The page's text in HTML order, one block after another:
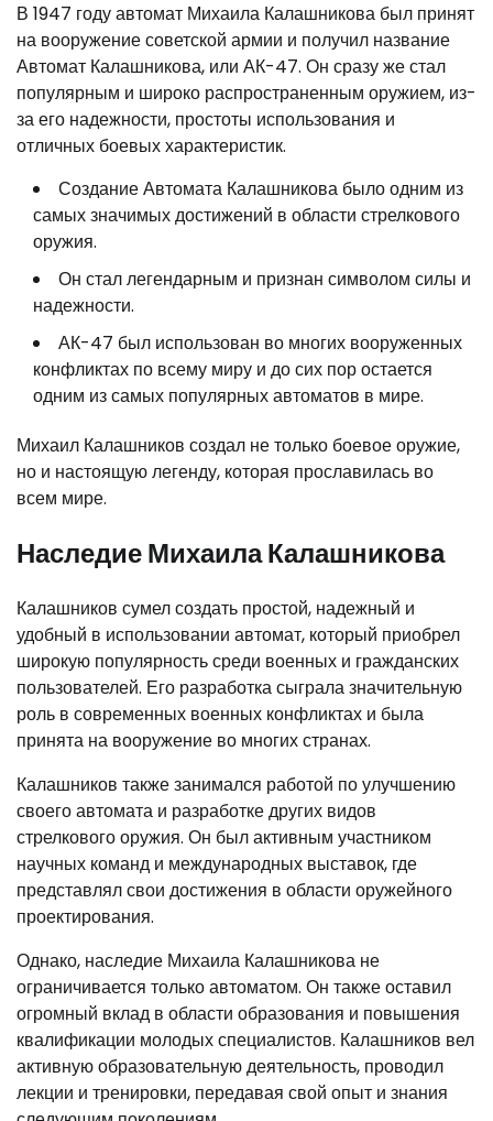
В 1947 году автомат Михаила Калашникова был принят
на вооружение советской армии и получил название
Автомат Калашникова, или АК-47. Он сразу же стал
популярным и широко распространенным оружием, из-
за его надежности, простоты использования и
отличных боевых характеристик.
Создание Автомата Калашникова было одним из
самых значимых достижений в области стрелкового
оружия.
Он стал легендарным и признан символом силы и
надежности.
АК-47 был использован во многих вооруженных
конфликтах по всему миру и до сих пор остается
одним из самых популярных автоматов в мире.
Михаил Калашников создал не только боевое оружие,
но и настоящую легенду, которая прославилась во
всем мире.
Наследие Михаила Калашникова
Калашников сумел создать простой, надежный и
удобный в использовании автомат, который приобрел
широкую популярность среди военных и гражданских
пользователей. Его разработка сыграла значительную
роль в современных военных конфликтах и была
принята на вооружение во многих странах.
Калашников также занимался работой по улучшению
своего автомата и разработке других видов
стрелкового оружия. Он был активным участником
научных команд и международных выставок, где
представлял свои достижения в области оружейного
проектирования.
Однако, наследие Михаила Калашникова не
ограничивается только автоматом. Он также оставил
огромный вклад в области образования и повышения
квалификации молодых специалистов. Калашников вел
активную образовательную деятельность, проводил
лекции и тренировки, передавая свой опыт и знания